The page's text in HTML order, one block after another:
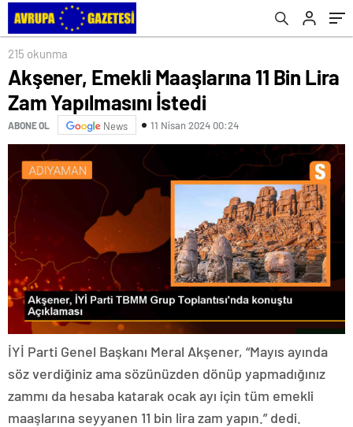
215 okunma
Akşener, Emekli Maaşlarına 11 Bin Lira
Zam Yapılmasını İstedi
ABONE OL News 11 Nisan 2024 00:24
İYİ Parti Genel Başkanı Meral Akşener, “Mayıs ayında
söz verdiğiniz ama sözünüzden dönüp yapmadığınız
zammı da hesaba katarak ocak ayı için tüm emekli
maaşlarına seyyanen 11 bin lira zam yapın.” dedi.